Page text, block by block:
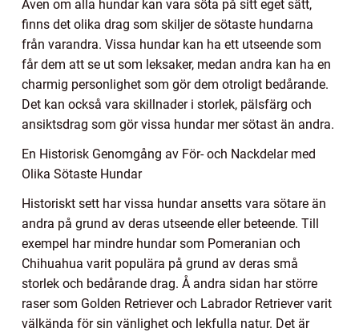
Även om alla hundar kan vara söta på sitt eget sätt,
finns det olika drag som skiljer de sötaste hundarna
från varandra. Vissa hundar kan ha ett utseende som
får dem att se ut som leksaker, medan andra kan ha en
charmig personlighet som gör dem otroligt bedårande.
Det kan också vara skillnader i storlek, pälsfärg och
ansiktsdrag som gör vissa hundar mer sötast än andra.
En Historisk Genomgång av För- och Nackdelar med
Olika Sötaste Hundar
Historiskt sett har vissa hundar ansetts vara sötare än
andra på grund av deras utseende eller beteende. Till
exempel har mindre hundar som Pomeranian och
Chihuahua varit populära på grund av deras små
storlek och bedårande drag. Å andra sidan har större
raser som Golden Retriever och Labrador Retriever varit
välkända för sin vänlighet och lekfulla natur. Det är